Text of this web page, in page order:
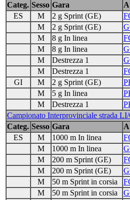
Categ. Sesso Gara
ES
M 2 g Sprint (GE)
M
2 g Sprint (GE)
M
8 g In linea
M
8 g In linea
M
Destrezza 1
M
Destrezza 1
GI
M 2 g Sprint (GE)
M
5 g In linea
M
Destrezza 1
Campionato Interprovinciale strada
Categ. Sesso Gara
ES
M 1000 m In linea
M
1000 m In linea
M
200 m Sprint (GE)
M
200 m Sprint (GE)
M
50 m Sprint in corsia
M
50 m Sprint in corsia